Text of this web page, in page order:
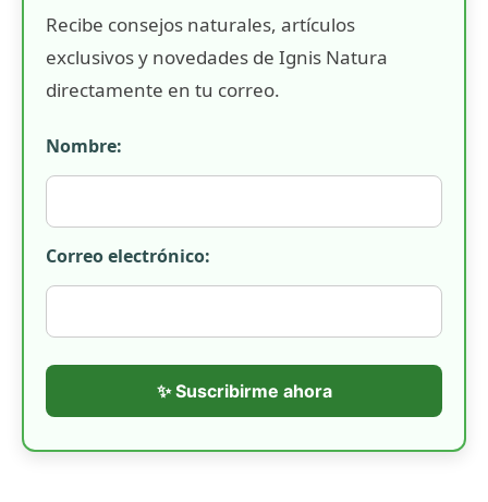
Recibe consejos naturales, artículos
exclusivos y novedades de Ignis Natura
directamente en tu correo.
Nombre:
Correo electrónico:
✨ Suscribirme ahora